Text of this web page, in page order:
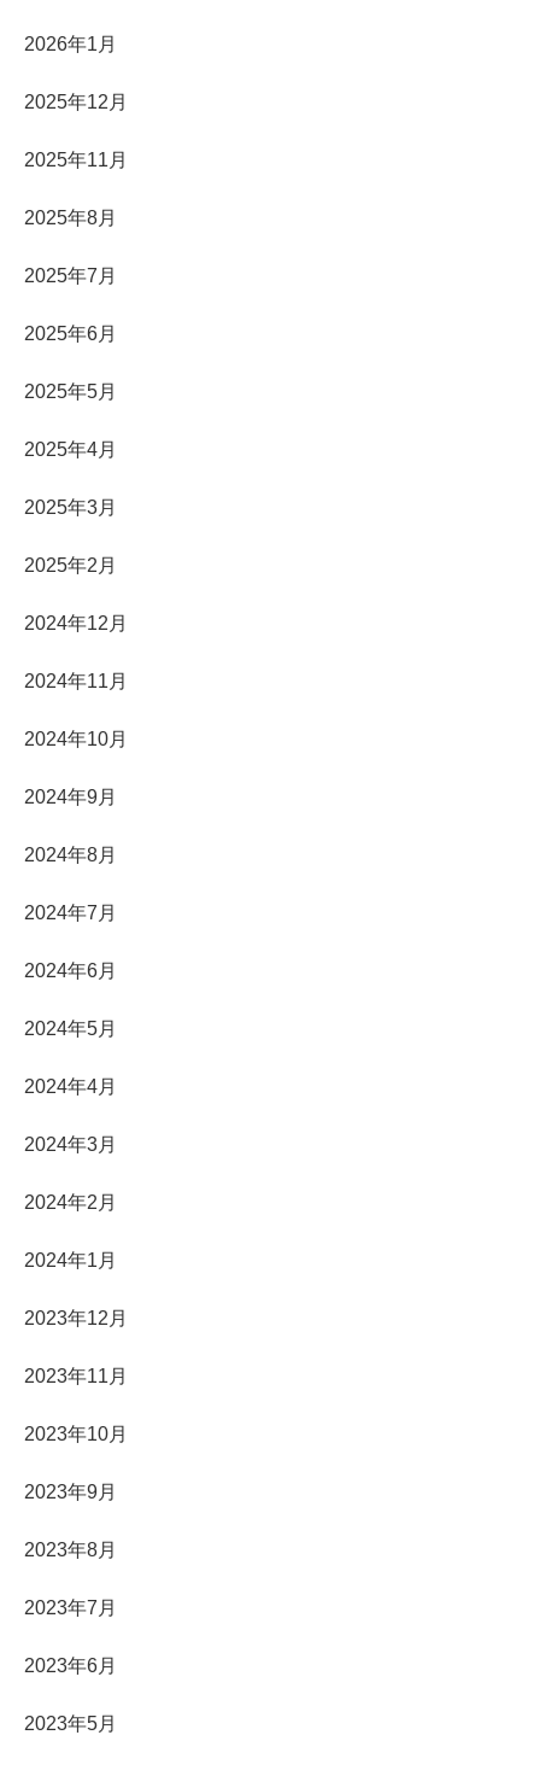
2026年1月
2025年12月
2025年11月
2025年8月
2025年7月
2025年6月
2025年5月
2025年4月
2025年3月
2025年2月
2024年12月
2024年11月
2024年10月
2024年9月
2024年8月
2024年7月
2024年6月
2024年5月
2024年4月
2024年3月
2024年2月
2024年1月
2023年12月
2023年11月
2023年10月
2023年9月
2023年8月
2023年7月
2023年6月
2023年5月